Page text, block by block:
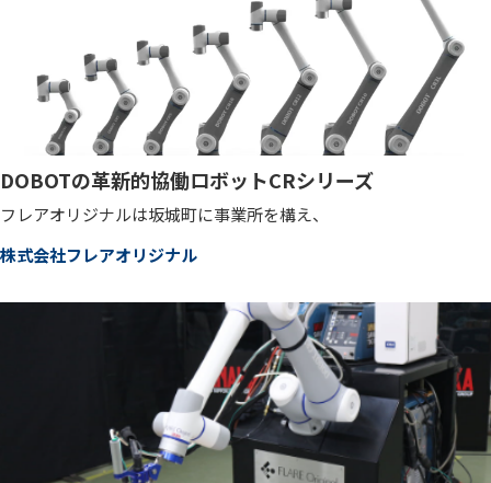
DOBOTの革新的協働ロボットCRシリーズ
フレアオリジナルは坂城町に事業所を構え、
株式会社フレアオリジナル